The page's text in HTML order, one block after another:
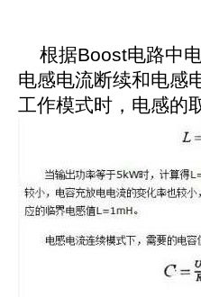
根据Boost电路中
电感电流断续和电感
工作模式时，电感的